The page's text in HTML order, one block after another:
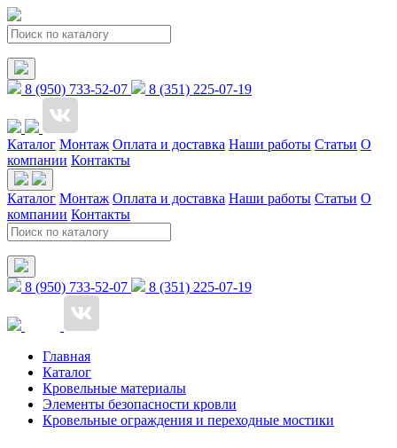
8 (950) 733-52-07 8 (351) 225-07-19
Каталог Монтаж Оплата и доставка Наши работы Статьи О
компании Контакты
Каталог Монтаж Оплата и доставка Наши работы Статьи О
компании Контакты
8 (950) 733-52-07 8 (351) 225-07-19
Главная
Каталог
Кровельные материалы
Элементы безопасности кровли
Кровельные ограждения и переходные мостики